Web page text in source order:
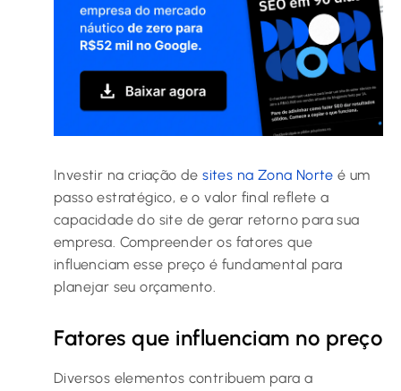
Investir na criação desites na Zona Norte é um
passo estratégico, e o valor final reflete a
capacidade do site de gerar retorno para sua
empresa. Compreender os fatores que
influenciam esse preço é fundamental para
planejar seu orçamento.
Fatores que influenciam no preço
Diversos elementos contribuem para a